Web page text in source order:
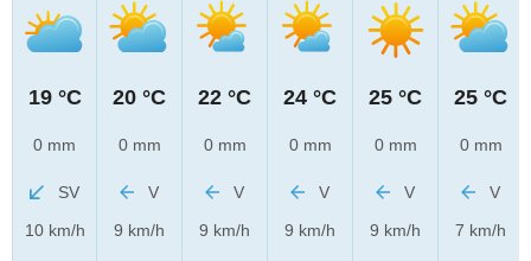
19 °C
0 mm
SV
10 km/h
20 °C
0 mm
V
9 km/h
22 °C
0 mm
V
9 km/h
24 °C
0 mm
V
9 km/h
25 °C
0 mm
V
9 km/h
25 °C
0 mm
V
7 km/h